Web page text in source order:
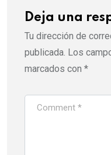
Deja una
Tu dirección de
publicada. Los
marcados con *